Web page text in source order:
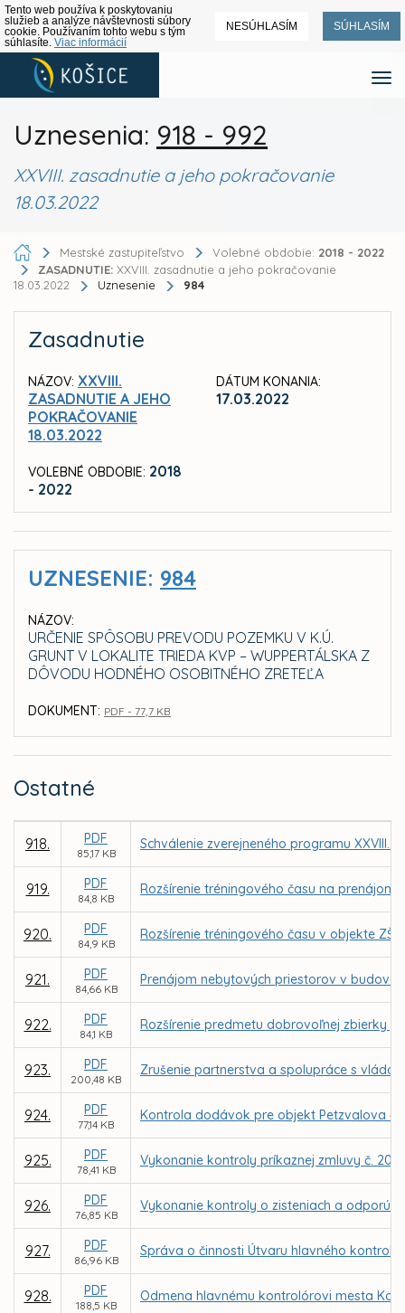
Tento web používa k poskytovaniu
služieb a analýze návštevnosti súbory
cookie. Používaním tohto webu s tým
súhlasíte. Viac informácií
NESÚHLASÍM SÚHLASÍM
Uznesenia: 918 - 992
XXVIII. zasadnutie a jeho pokračovanie
18.03.2022
Mestské zastupiteľstvo Volebné obdobie: 2018 - 2022
ZASADNUTIE: XXVIII. zasadnutie a jeho pokračovanie
18.03.2022
Uznesenie 984
Zasadnutie
NÁZOV: XXVIII.
ZASADNUTIE A JEHO
POKRAČOVANIE
18.03.2022
VOLEBNÉ OBDOBIE: 2018
- 2022
DÁTUM KONANIA:
17.03.2022
UZNESENIE: 984
NÁZOV:
URČENIE SPÔSOBU PREVODU POZEMKU V K.Ú.
GRUNT V LOKALITE TRIEDA KVP – WUPPERTÁLSKA Z
DÔVODU HODNÉHO OSOBITNÉHO ZRETEĽA
DOKUMENT: PDF - 77,7 KB
Ostatné
918. PDF
85,17 KB
Schválenie zverejneného programu XXVIII.
919. PDF
84,8 KB
Rozšírenie tréningového času na prenájom
920. PDF
84,9 KB
Rozšírenie tréningového času v objekte
921. PDF
84,66 KB
Prenájom nebytových priestorov v budove
922. PDF
84,1 KB
Rozšírenie predmetu dobrovoľnej zbierky
923. PDF
200,48 KB
Zrušenie partnerstva a spolupráce s
924. PDF
77,14 KB
Kontrola dodávok pre objekt Petzvalova 4
925. PDF
78,41 KB
Vykonanie kontroly príkaznej zmluvy č.
926. PDF
76,85 KB
Vykonanie kontroly o zisteniach a
927. PDF
86,96 KB
Správa o činnosti Útvaru hlavného
928. PDF
188,5 KB
Odmena hlavnému kontrolórovi mesta